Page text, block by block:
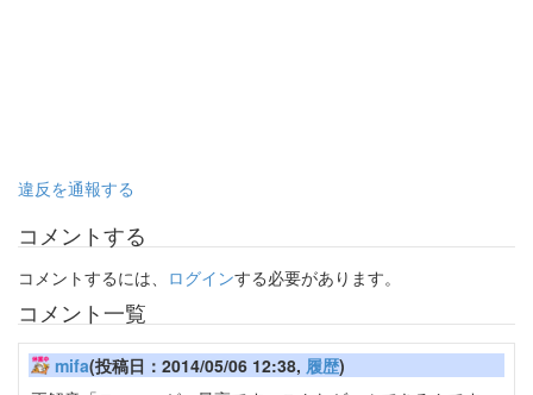
違反を通報する
コメントする
コメントするには、 ログインする必要があります。
コメント一覧
mifa(投稿日：2014/05/06 12:38, 履歴)